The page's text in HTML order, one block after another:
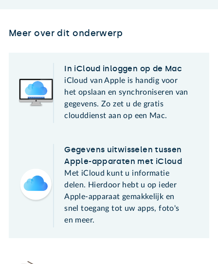
Meer over dit onderwerp
In iCloud inloggen op de Mac
iCloud van Apple is handig voor
het opslaan en synchroniseren van
gegevens. Zo zet u de gratis
clouddienst aan op een Mac.
Gegevens uitwisselen tussen
Apple-apparaten met iCloud
Met iCloud kunt u informatie
delen. Hierdoor hebt u op ieder
Apple-apparaat gemakkelijk en
snel toegang tot uw apps, foto's
en meer.